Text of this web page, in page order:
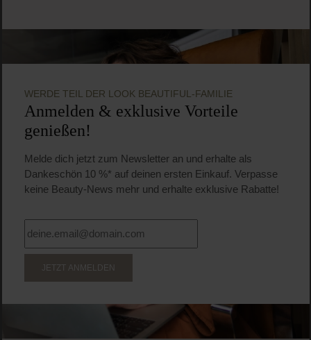
WERDE TEIL DER LOOK BEAUTIFUL-FAMILIE
Anmelden & exklusive Vorteile
genießen!
Melde dich jetzt zum Newsletter an und erhalte als
Dankeschön 10 %* auf deinen ersten Einkauf. Verpasse
keine Beauty-News mehr und erhalte exklusive Rabatte!
JETZT ANMELDEN